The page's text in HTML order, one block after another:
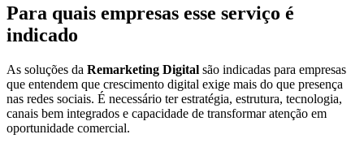
Para quais empresas esse serviço é
indicado
As soluções da Remarketing Digital são indicadas para empresas
que entendem que crescimento digital exige mais do que presença
nas redes sociais. É necessário ter estratégia, estrutura, tecnologia,
canais bem integrados e capacidade de transformar atenção em
oportunidade comercial.